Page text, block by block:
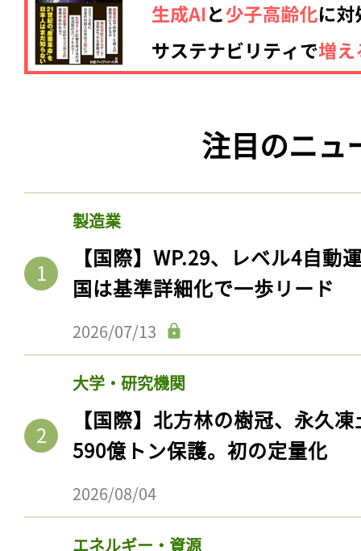
注目のニュ
製造業
【国際】WP.29、レベル4自動
国は基準詳細化で一歩リード
2026/07/13
大学・研究機関
【国際】北方林の樹冠、永久
590億トン保護。初の定量化
2026/08/04
エネルギー・資源